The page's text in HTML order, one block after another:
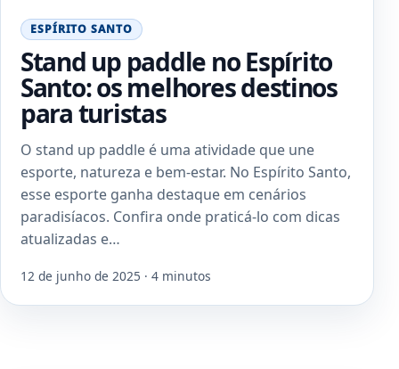
ESPÍRITO SANTO
Stand up paddle no Espírito
Santo: os melhores destinos
para turistas
O stand up paddle é uma atividade que une
esporte, natureza e bem-estar. No Espírito Santo,
esse esporte ganha destaque em cenários
paradisíacos. Confira onde praticá-lo com dicas
atualizadas e…
12 de junho de 2025 · 4 minutos